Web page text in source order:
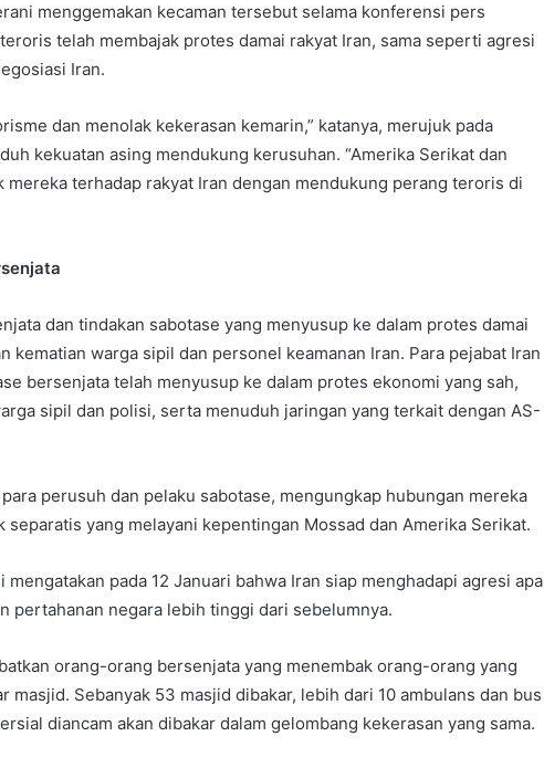
menggemakan kecaman tersebut selama konferensi pers
telah membajak protes damai rakyat Iran, sama seperti agresi
Iran.
dan menolak kekerasan kemarin,” katanya, merujuk pada
kekuatan asing mendukung kerusuhan. “Amerika Serikat dan
terhadap rakyat Iran dengan mendukung perang teroris di
dan tindakan sabotase yang menyusup ke dalam protes damai
kematian warga sipil dan personel keamanan Iran. Para pejabat Iran
bersenjata telah menyusup ke dalam protes ekonomi yang sah,
sipil dan polisi, serta menuduh jaringan yang terkait dengan AS-
perusuh dan pelaku sabotase, mengungkap hubungan mereka
yang melayani kepentingan Mossad dan Amerika Serikat.
pada 12 Januari bahwa Iran siap menghadapi agresi apa
pertahanan negara lebih tinggi dari sebelumnya.
orang-orang bersenjata yang menembak orang-orang yang
masjid. Sebanyak 53 masjid dibakar, lebih dari 10 ambulans dan bus
diancam akan dibakar dalam gelombang kekerasan yang sama.